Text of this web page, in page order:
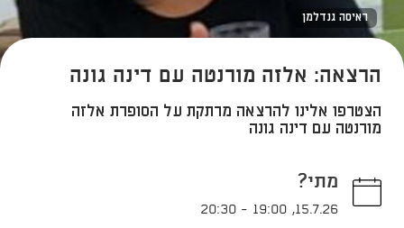
ראיסה גנדלמן
הרצאה: אלזה מורנטה עם דינה גונה
הצטרפו אלינו להרצאה מרתקת על הסופרת אלזה
מורנטה עם דינה גונה
מתי?
15.7.26
,
19:00
-
20:30